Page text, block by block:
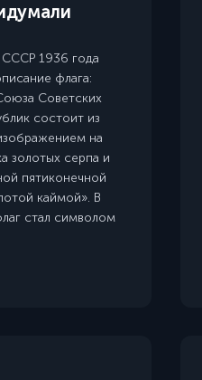
СССР 1936 года
флага:
Советских
состоит из
на
золотых серпа и
пятиконечной
каймой». В
стал символом